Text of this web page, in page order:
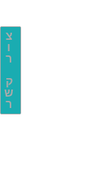
צ
ו
ר
ק
ש
ר